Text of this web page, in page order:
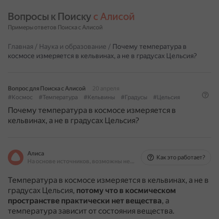
Вопросы к Поиску с Алисой
Примеры ответов Поиска с Алисой
Главная / Наука и образование / Почему температура в
космосе измеряется в кельвинах, а не в градусах Цельсия?
Вопрос для Поиска с Алисой
20 апреля
#Космос
#Температура #Кельвины #Градусы #Цельсия
Почему температура в космосе измеряется в
кельвинах, а не в градусах Цельсия?
Алиса
На основе источников, возможны неточности
Как это работает?
Температура в космосе измеряется в кельвинах, а не в
градусах Цельсия, потому что в космическом
пространстве практически нет вещества, а
температура зависит от состояния вещества.